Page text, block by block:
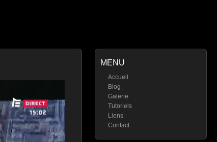
MENU
Accueil
Blog
Galerie
Tutoriels
Liens
Contact